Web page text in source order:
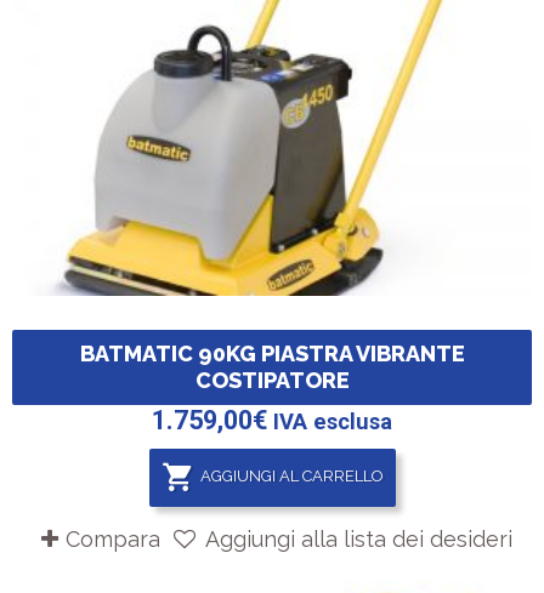
BATMATIC 90KG PIASTRA VIBRANTE
COSTIPATORE
1.759,00€ IVA esclusa
AGGIUNGI AL CARRELLO
Compara Aggiungi alla lista dei desideri